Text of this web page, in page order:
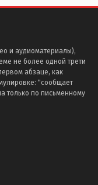
и аудиоматериалы),
не более одной трети
абзаце, как
"сообщает
только по письменному